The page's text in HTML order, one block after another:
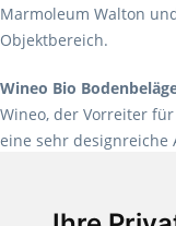
Marmoleum Walton
Objektbereich.
Wineo Bio
Wineo, der Vorreiter
eine sehr designreiche
Weichmacher und
Verlegearten ist er für
Empfehlung:Wineo